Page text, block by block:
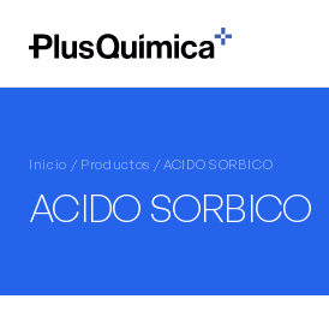
Inicio / Productos / ACIDO SORBICO
ACIDO SORBICO